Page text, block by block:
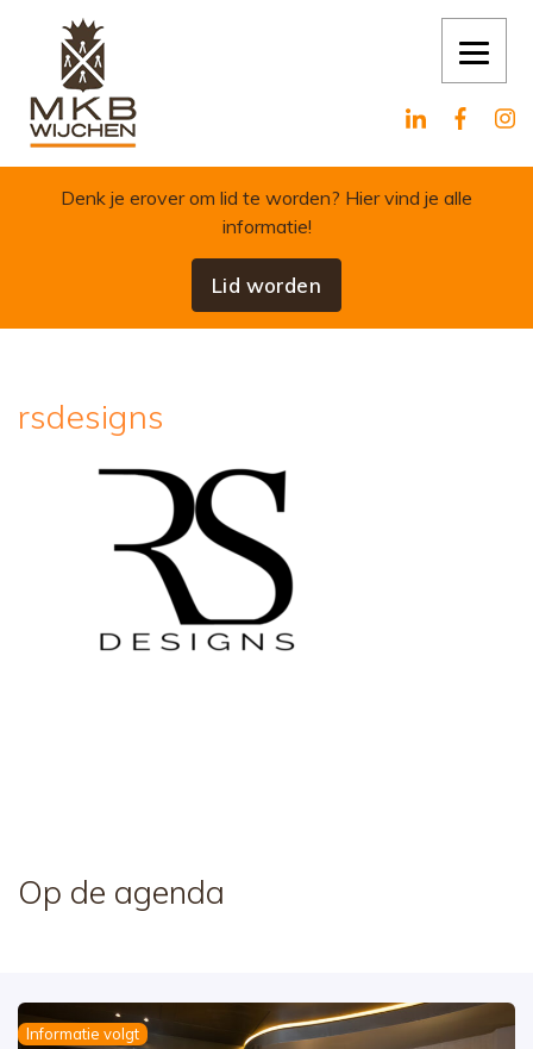
Skip to content
Denk je erover om lid te worden? Hier vind je alle
informatie!
Lid worden
rsdesigns
Op de agenda
Informatie volgt